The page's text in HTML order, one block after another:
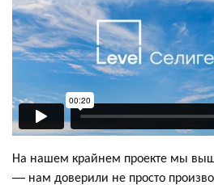
На нашем крайнем проекте мы
— нам доверили не просто